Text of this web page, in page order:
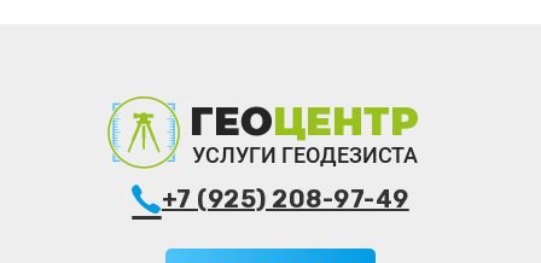
+7 (925) 208-97-49